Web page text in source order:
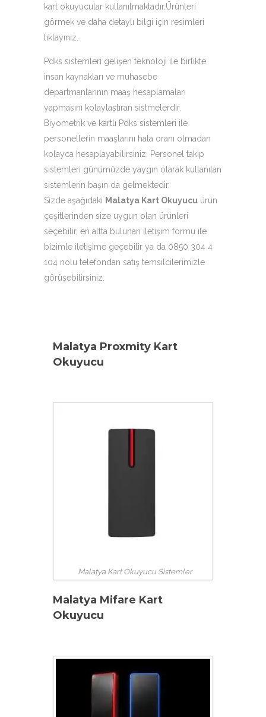
kart okuyucular kullanılmaktadır.Ürünleri
görmek ve daha detaylı bilgi için resimleri
tıklayınız.
Pdks sistemleri gelişen teknoloji ile birlikte
insan kaynakları ve muhasebe
departmanlarının maaş hesaplamaları
yapmasını kolaylaştıran sistmelerdir.
Biyometrik ve kartlı Pdks sistemleri ile
personellerin maaşlarını hata oranı olmadan
kolayca hesaplayabilirsiniz. Personel takip
sistemleri günümüzde yaygın olarak kullanılan
sistemlerin başın da gelmektedir.
Sizde aşağıdaki Malatya Kart Okuyucu ürün
çeşitlerinden size uygun olan ürünleri
seçebilir, en altta bulunan iletişim formu ile
bizimle iletişime geçebilir ya da 0850 304 4
104 nolu telefondan satış temsilcilerimizle
görüşebilirsiniz.
Malatya Proxmity Kart
Okuyucu
Malatya Kart Okuyucu Sistemler
Malatya Mifare Kart
Okuyucu